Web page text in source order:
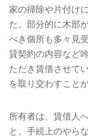
家の掃除や片付け
た。部分的に木部
べき個所も多々見
貸契約の内容など
ただき賃借させて
を取り交わすこと
所有者は、賃借人
と、手続上のやら